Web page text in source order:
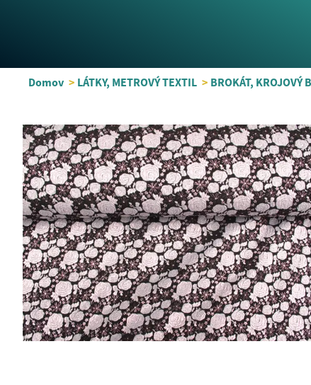
Domov > LÁTKY, METROVÝ TEXTIL > BROKÁT, KROJOVÝ